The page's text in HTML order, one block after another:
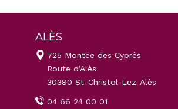
ALÈS
725 Montée des Cyprès
Route d’Alès
30380 St-Christol-Lez-Alès
04 66 24 00 01